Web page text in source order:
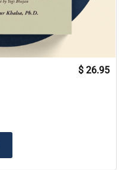
$ 26.95